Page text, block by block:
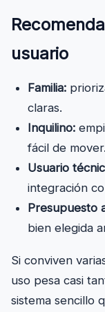
usuario
Familia:
claras.
Inquilino:
fácil de mover.
Usuario
integración
Presupuesto
bien elegida
Si conviven
uso pesa casi
sistema sencillo